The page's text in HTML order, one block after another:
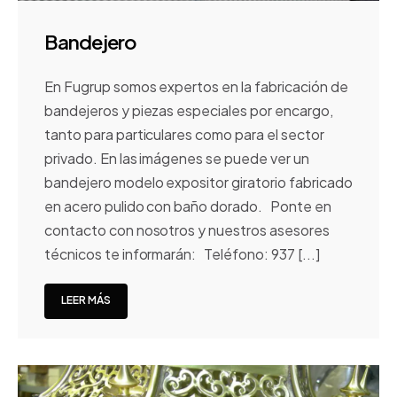
Bandejero
En Fugrup somos expertos en la fabricación de
bandejeros y piezas especiales por encargo,
tanto para particulares como para el sector
privado. En las imágenes se puede ver un
bandejero modelo expositor giratorio fabricado
en acero pulido con baño dorado. Ponte en
contacto con nosotros y nuestros asesores
técnicos te informarán: Teléfono: 937 [...]
LEER MÁS